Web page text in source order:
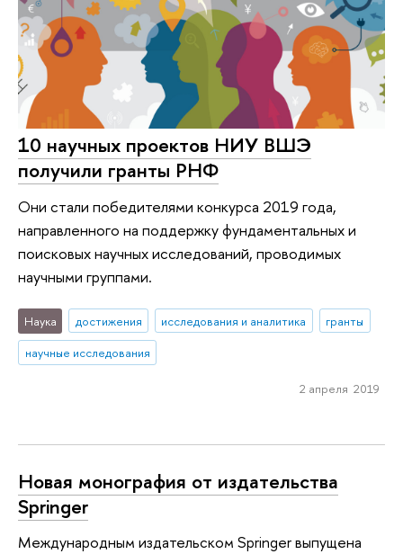
10 научных проектов НИУ ВШЭ
получили гранты РНФ
Они стали победителями конкурса 2019 года,
направленного на поддержку фундаментальных и
поисковых научных исследований, проводимых
научными группами.
Наука достижения исследования и аналитика
гранты
научные исследования
2 апреля 2019
Новая монография от издательства
Springer
Международным издательском Springer выпущена